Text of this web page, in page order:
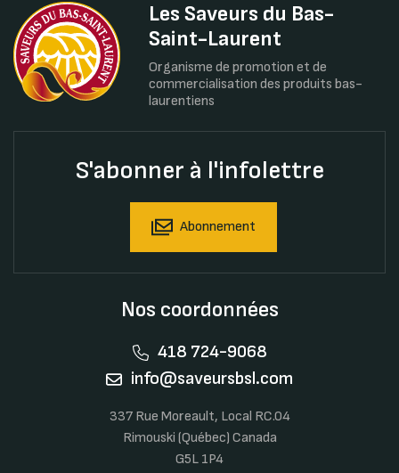
Les Saveurs du Bas-
Saint-Laurent
Organisme de promotion et de
commercialisation des produits bas-
laurentiens
S'abonner à l'infolettre
Abonnement
Nos coordonnées
418 724-9068
info@saveursbsl.com
337 Rue Moreault, Local RC.04
Rimouski (Québec) Canada
G5L 1P4